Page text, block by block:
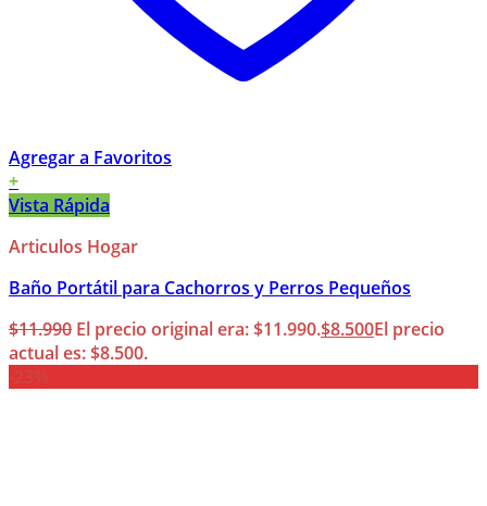
Agregar a Favoritos
+
Vista Rápida
Articulos Hogar
Baño Portátil para Cachorros y Perros Pequeños
$11.990 El precio original era: $11.990.$8.500El precio
actual es: $8.500.